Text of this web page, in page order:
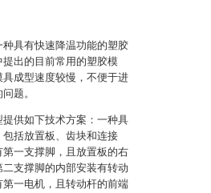
具有快速降温功能的塑胶
出的目前常用的塑胶模
成型速度较慢，不便于进
题。
供如下技术方案：一种具
括放置板、齿块和连接
一支撑脚，且放置板的右
支撑脚的内部安装有转动
一电机，且转动杆的前端